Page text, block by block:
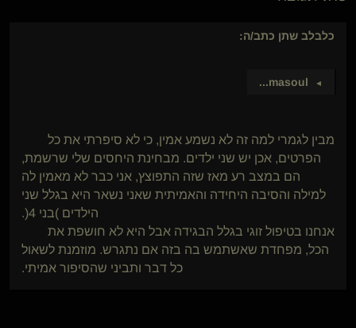
כלבלב שתן כתב/ה:
►
masoul
...
מבין לגמרי למה זה לא נשמע אמין, כי לא סיפרתי את כל
הפרטים, אכן יש שני ילדים. מבחינת היחסים שלי שרשמת,
הם במצב רע מאז שזה התפוצץ, אני כבר לא מאמין לה
למילה והסיבה היחידה והאמיתית שאני נשאר היא בגלל שני
הילדים )בני 4(.
אנחנו בטיפול זוגי בגלל הבגידה אבל היא לא חושפת את
הכל, מפחדת שאשתמש בה בזה אם נתגרש. מוזמנת לשאול
כל דבר ותביני שהסיפור אמיתי.